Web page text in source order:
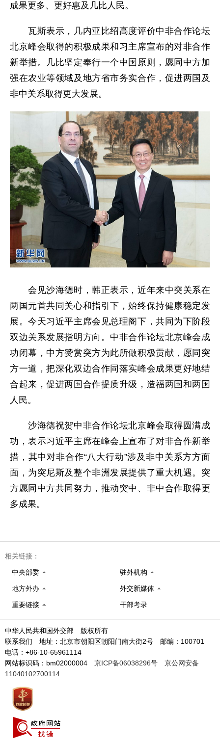
成果更多、更好惠及几比人民。
瓦斯表示，几内亚比绍高度评价中非合作论坛
北京峰会取得的积极成果和习主席宣布的对非合作
新举措。几比坚定奉行一个中国原则，愿同中方加
强在农业等领域及地方省市务实合作，促进两国及
非中关系取得更大发展。
会见沙海德时，韩正表示，近年来中突关系在
两国元首共同关心和指引下，始终保持健康稳定发
展。今天习近平主席会见总理阁下，共同为下阶段
双边关系发展指明方向。中非合作论坛北京峰会成
功闭幕，中方赞赏突方为此所做积极贡献，愿同突
方一道，把深化双边合作同落实峰会成果更好地结
合起来，促进两国合作提质升级，造福两国和两国
人民。
沙海德祝贺中非合作论坛北京峰会取得圆满成
功，表示习近平主席在峰会上宣布了对非合作新举
措，其中对非合作“八大行动”涉及非中关系方方面
面，为突尼斯及整个非洲发展提供了重大机遇。突
方愿同中方共同努力，推动突中、非中合作取得更
多成果。
相关链接：
中央部委 驻外机构
地方外办 外交新媒体
重要链接 干部考录
中华人民共和国外交部 版权所有
联系我们 地址：北京市朝阳区朝阳门南大街2号 邮编：100701
电话：+86-10-65961114
网站标识码：bm02000004 京ICP备06038296号
京公网安备
11040102700114